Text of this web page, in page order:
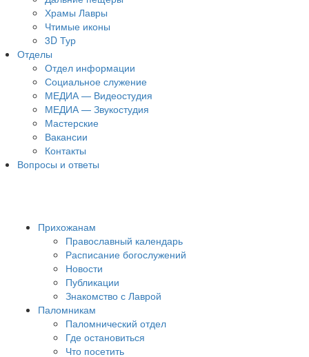
Храмы Лавры
Чтимые иконы
3D Тур
Отделы
Отдел информации
Социальное служение
МЕДИА — Видеостудия
МЕДИА — Звукостудия
Мастерские
Вакансии
Контакты
Вопросы и ответы
Прихожанам
Православный календарь
Расписание богослужений
Новости
Публикации
Знакомство с Лаврой
Паломникам
Паломнический отдел
Где остановиться
Что посетить